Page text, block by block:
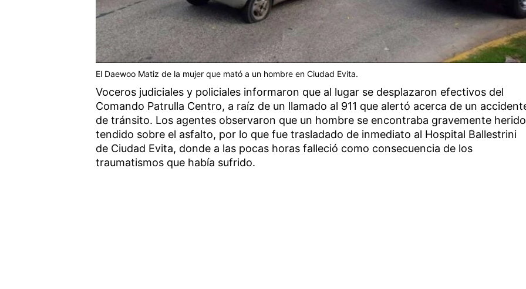
El Daewoo Matiz de la mujer que mató a un hombre en Ciudad Evita.
Voceros judiciales y policiales informaron que al lugar se desplazaron efectivos del
Comando Patrulla Centro, a raíz de un llamado al 911 que alertó acerca de un
de tránsito. Los agentes observaron que un hombre se encontraba gravemente herido
tendido sobre el asfalto, por lo que fue trasladado de inmediato al Hospital Ballestrini
de Ciudad Evita, donde a las pocas horas falleció como consecuencia de los
traumatismos que había sufrido.